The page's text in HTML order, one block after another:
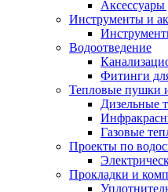
Аксессуары
Инструменты и
Водоотведение
Фитинги
Тепловые пушки
Дизельные
Газовые
Проекты по
Прокладки и